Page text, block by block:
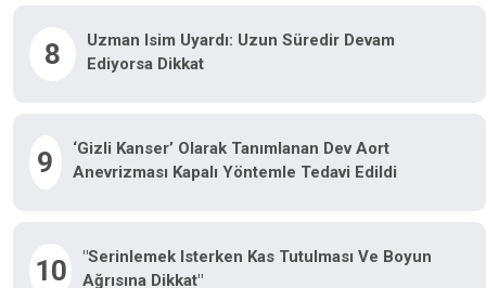
8
Uzman Isim Uyardı: Uzun Süredir Devam
Ediyorsa Dikkat
9
‘Gizli Kanser’ Olarak Tanımlanan Dev Aort
Anevrizması Kapalı Yöntemle Tedavi Edildi
10
"Serinlemek Isterken Kas Tutulması Ve Boyun
Ağrısına Dikkat"